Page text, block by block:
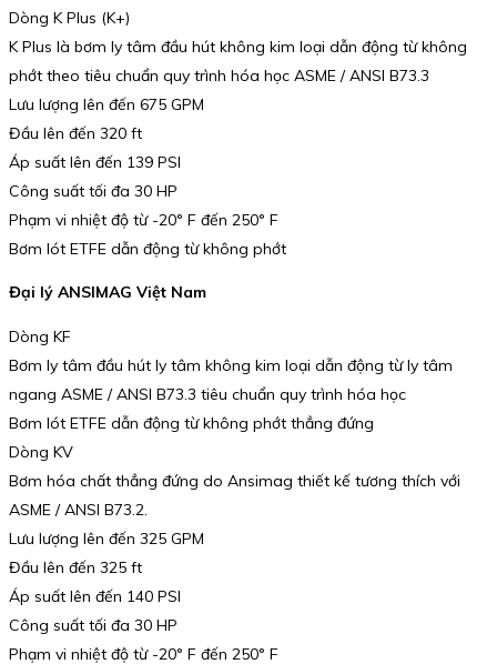
Dòng K Plus (K+)
K Plus là bơm ly tâm đầu hút không kim loại dẫn động từ không
phớt theo tiêu chuẩn quy trình hóa học ASME / ANSI B73.3
Lưu lượng lên đến 675 GPM
Đầu lên đến 320 ft
Áp suất lên đến 139 PSI
Công suất tối đa 30 HP
Phạm vi nhiệt độ từ -20° F đến 250° F
Bơm lót ETFE dẫn động từ không phớt
Đại lý ANSIMAG Việt Nam
Dòng KF
Bơm ly tâm đầu hút ly tâm không kim loại dẫn động từ ly tâm
ngang ASME / ANSI B73.3 tiêu chuẩn quy trình hóa học
Bơm lót ETFE dẫn động từ không phớt thẳng đứng
Dòng KV
Bơm hóa chất thẳng đứng do Ansimag thiết kế tương thích với
ASME / ANSI B73.2.
Lưu lượng lên đến 325 GPM
Đầu lên đến 325 ft
Áp suất lên đến 140 PSI
Công suất tối đa 30 HP
Phạm vi nhiệt độ từ -20° F đến 250° F